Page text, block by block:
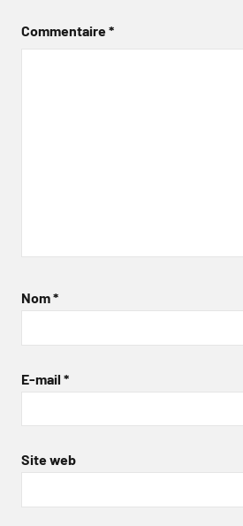
Commentaire*
Nom*
E-mail *
Site web